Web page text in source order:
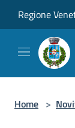
Regione
Home >